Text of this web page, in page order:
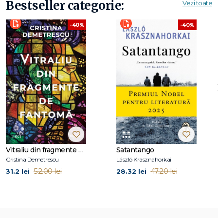
Bestseller categorie: Vezi toate
-40%
Vitraliu din fragmente de fantomă
Cristina Demetrescu
31.2 lei 52.00 lei
-40%
Satantango
László Krasznahorkai
28.32 lei 47.20 lei